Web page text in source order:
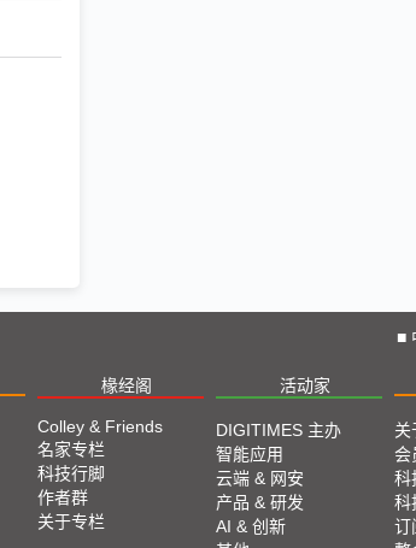
■
椽经阁 活动家
Colley & Friends
名家专栏
科技行脚
作者群
关于专栏
DIGITIMES 主办
智能应用
云端 & 网安
产品 & 研发
AI & 创新
关
会
科
科
订